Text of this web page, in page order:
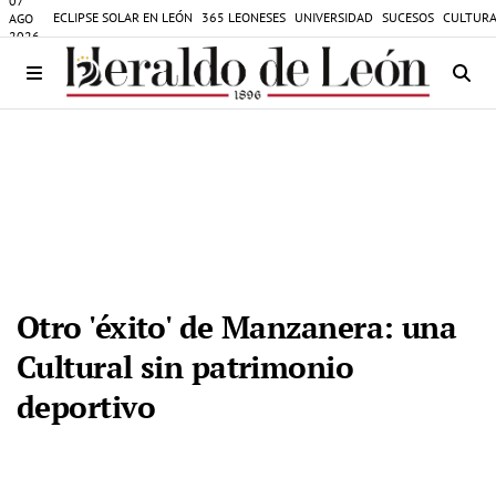
AGO
2026
ECLIPSE SOLAR EN LEÓN 365 LEONESES UNIVERSIDAD SUCESOS
Otro 'éxito' de Manzanera: una
Cultural sin patrimonio
deportivo